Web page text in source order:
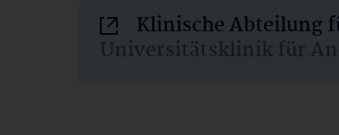
Klinische Abteilung
Universitätsklinik für